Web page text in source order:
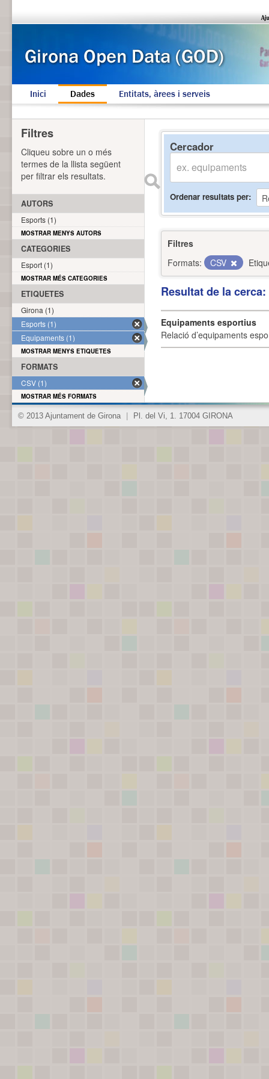
Inici Dades Entitats, àrees i serveis
Cercador
Ordenar resultats per
Filtres
Formats:
CSV
Resultat de la
Equipaments esportius
Relació d’equipaments
Filtres
Cliqueu sobre un o més
termes de la llista següent
per filtrar els resultats.
AUTORS
Esports (1)
MOSTRAR MENYS AUTORS
CATEGORIES
Esport (1)
MOSTRAR MÉS CATEGORIES
ETIQUETES
Girona (1)
Esports (1)
Equipaments (1)
MOSTRAR MENYS ETIQUETES
FORMATS
CSV (1)
MOSTRAR MÉS FORMATS
© 2013 Ajuntament de Girona Pl. del Vi, 1. 17004 GIRONA